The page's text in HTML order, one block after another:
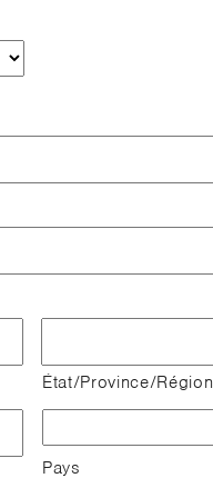
État/Province/Région
Pays